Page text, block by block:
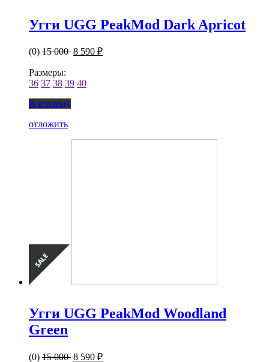
Угги UGG PeakMod Dark Apricot
(0) 15 000 8 590 ₽
Размеры:
36 37 38 39 40
В корзину
отложить
Угги UGG PeakMod Woodland
Green
(0) 15 000 8 590 ₽